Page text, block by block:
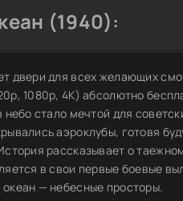
(1940):
двери для всех желающих
1080p, 4K) абсолютно
небо стало мечтой для
аэроклубы, готовя
рассказывает о
в свои первые боевые
— небесные просторы.